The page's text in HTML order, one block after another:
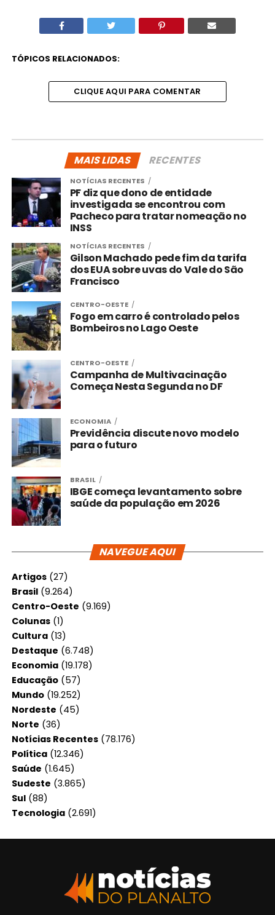
TÓPICOS RELACIONADOS:
CLIQUE AQUI PARA COMENTAR
MAIS LIDAS RECENTES
NOTÍCIAS RECENTES
PF diz que dono de entidade
investigada se encontrou com
Pacheco para tratar nomeação no
INSS
NOTÍCIAS RECENTES
Gilson Machado pede fim da tarifa
dos EUA sobre uvas do Vale do São
Francisco
CENTRO-OESTE
Fogo em carro é controlado pelos
Bombeiros no Lago Oeste
CENTRO-OESTE
Campanha de Multivacinação
Começa Nesta Segunda no DF
ECONOMIA
Previdência discute novo modelo
para o futuro
BRASIL
IBGE começa levantamento sobre
saúde da população em 2026
NAVEGUE AQUI
Artigos(27)
Brasil(9.264)
Centro-Oeste (9.169)
Colunas(1)
Cultura(13)
Destaque (6.748)
Economia(19.178)
Educação(57)
Mundo(19.252)
Nordeste (45)
Norte (36)
Notícias Recentes(78.176)
Política(12.346)
Saúde (1.645)
Sudeste (3.865)
Sul(88)
Tecnologia(2.691)